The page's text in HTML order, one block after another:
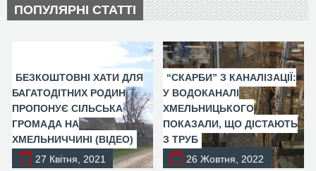
ПОПУЛЯРНІ СТАТТІ
БЕЗКОШТОВНІ ХАТИ ДЛЯ
БАГАТОДІТНИХ РОДИН
ПРОПОНУЄ СІЛЬСЬКА
ГРОМАДА НА
ХМЕЛЬНИЧЧИНІ (ВІДЕО)
27 Квітня, 2021
“СКАРБИ” З КАНАЛІЗАЦІЇ:
У ВОДОКАНАЛІ
ХМЕЛЬНИЦЬКОГО
ПОКАЗАЛИ, ЩО ДІСТАЮТЬ
З ТРУБ
26 Жовтня, 2022